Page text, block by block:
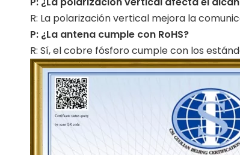
R: La polarización vertical mejora la
P: ¿La antena cumple con RoHS?
R: Sí, el cobre fósforo cumple con los